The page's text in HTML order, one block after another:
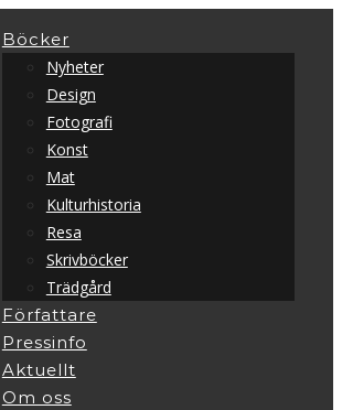
Böcker
Nyheter
Design
Fotografi
Konst
Mat
Kulturhistoria
Resa
Skrivböcker
Trädgård
Författare
Pressinfo
Aktuellt
Om oss